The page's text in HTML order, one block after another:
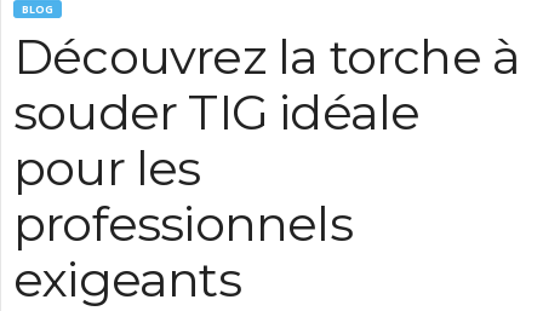
BLOG
Découvrez la torche à
souder TIG idéale
pour les
professionnels
exigeants